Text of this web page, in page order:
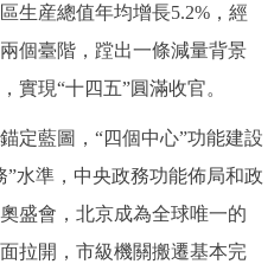
生産總值年均增長5.2%，經
個臺階，蹚出一條減量背景
實現“十四五”圓滿收官。
藍圖，“四個中心”功能建設
水準，中央政務功能佈局和政
盛會，北京成為全球唯一的
拉開，市級機關搬遷基本完